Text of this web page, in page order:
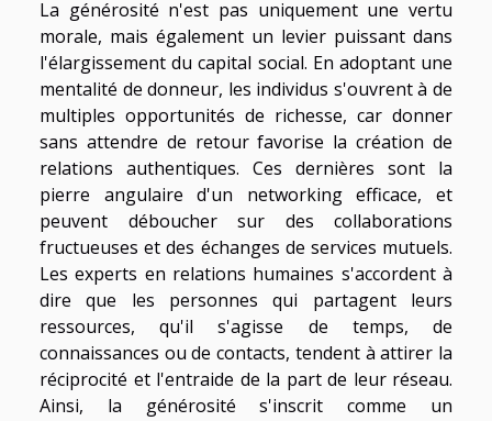
La générosité n'est pas uniquement une vertu
morale, mais également un levier puissant dans
l'élargissement du capital social. En adoptant une
mentalité de donneur, les individus s'ouvrent à de
multiples opportunités de richesse, car donner
sans attendre de retour favorise la création de
relations authentiques. Ces dernières sont la
pierre angulaire d'un networking efficace, et
peuvent déboucher sur des collaborations
fructueuses et des échanges de services mutuels.
Les experts en relations humaines s'accordent à
dire que les personnes qui partagent leurs
ressources, qu'il s'agisse de temps, de
connaissances ou de contacts, tendent à attirer la
réciprocité et l'entraide de la part de leur réseau.
Ainsi, la générosité s'inscrit comme un